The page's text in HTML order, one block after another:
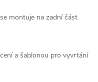
montuje na zadní část
a šablonou pro vyvrtání